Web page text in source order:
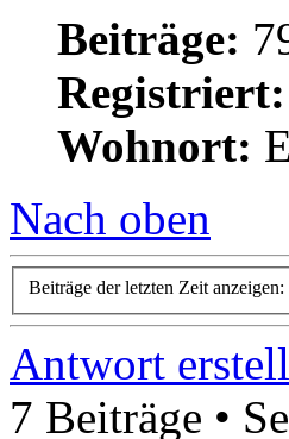
Beiträge:
Registriert:
Wohnort:
Nach oben
Beiträge der letzten Zeit anzeigen:
Antwort
7 Beiträge •